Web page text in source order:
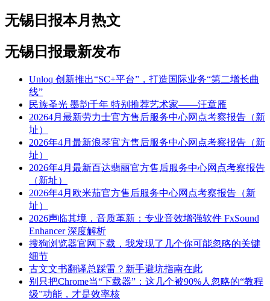
无锡日报本月热文
无锡日报最新发布
Unloq 创新推出“SC+平台”，打造国际业务“第二增长曲
线”
民族圣光 墨韵千年 特别推荐艺术家——汪章雁
20264月最新劳力士官方售后服务中心网点考察报告（新
址）
2026年4月最新浪琴官方售后服务中心网点考察报告（新
址）
2026年4月最新百达翡丽官方售后服务中心网点考察报告
（新址）
2026年4月欧米茄官方售后服务中心网点考察报告（新
址）
2026声临其境，音质革新：专业音效增强软件 FxSound
Enhancer 深度解析
搜狗浏览器官网下载，我发现了几个你可能忽略的关键
细节
古文文书翻译总踩雷？新手避坑指南在此
别只把Chrome当“下载器”：这几个被90%人忽略的“教程
级”功能，才是效率核